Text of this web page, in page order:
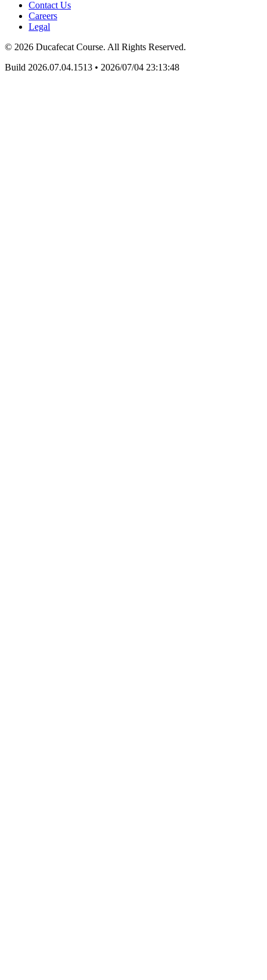
Contact Us
Careers
Legal
© 2026 Ducafecat Course. All Rights Reserved.
Build 2026.07.04.1513 • 2026/07/04 23:13:48